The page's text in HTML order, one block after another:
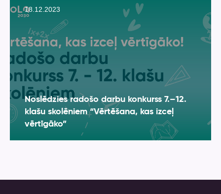
18.12.2023
Noslēdzies radošo darbu konkurss 7.–12.
klašu skolēniem “Vērtēšana, kas izceļ
vērtīgāko”